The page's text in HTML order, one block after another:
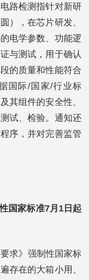
路检测指针对新研
），在芯片研发、
电学参数、功能逻
与测试，用于确认
的质量和性能符合
国际/国家/行业标
其组件的安全性、
试、检验。通知还
序，并对完善监管
国家标准7月1日起
求》强制性国家标
存在的大箱小用、